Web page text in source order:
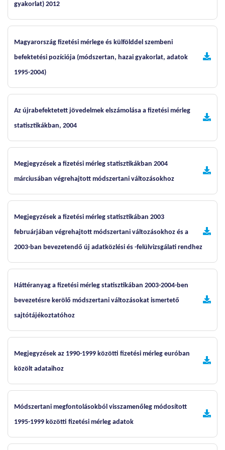
gyakorlat) 2012
Magyarország fizetési mérlege és külfölddel szembeni
befektetési pozíciója (módszertan, hazai gyakorlat, adatok
1995-2004)
Az újrabefektetett jövedelmek elszámolása a fizetési mérleg
statisztikákban, 2004
Megjegyzések a fizetési mérleg statisztikákban 2004
márciusában végrehajtott módszertani változásokhoz
Megjegyzések a fizetési mérleg statisztikában 2003
februárjában végrehajtott módszertani változásokhoz és a
2003-ban bevezetendő új adatközlési és -felülvizsgálati rendhez
Háttéranyag a fizetési mérleg statisztikában 2003-2004-ben
bevezetésre kerölő módszertani változásokat ismertető
sajtótájékoztatóhoz
Megjegyzések az 1990-1999 közötti fizetési mérleg euróban
közölt adataihoz
Módszertani megfontolásokból visszamenőleg módosított
1995-1999 közötti fizetési mérleg adatok